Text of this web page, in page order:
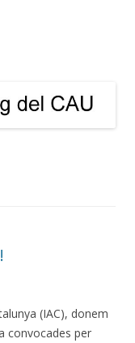
(IAC), donem
convocades per